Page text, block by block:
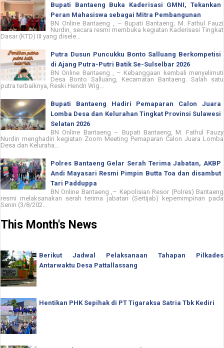
Bupati Bantaeng Buka Kaderisasi GMNI, Tekankan
Peran Mahasiswa sebagai Mitra Pembangunan
BN Online Bantaeng , – Bupati Bantaeng, M. Fathul Fauzi
Nurdin, secara resmi membuka kegiatan Kaderisasi Tingkat
Dasar (KTD) III yang disele...
Putra Dusun Puncukku Bonto Salluang Berkompetisi
di Ajang Putra-Putri Batik Se-Sulselbar 2026
BN Online Bantaeng , – Kebanggaan kembali menyelimuti
Desa Bonto Salluang, Kecamatan Bantaeng. Salah satu
putra terbaiknya, Reski Hendri Wig...
Bupati Bantaeng Hadiri Pemaparan Calon Juara
Lomba Desa dan Kelurahan Tingkat Provinsi Sulawesi
Selatan 2026
BN Online Bantaeng – Bupati Bantaeng, M. Fathul Fauzy
Nurdin menghadiri kegiatan Zoom Meeting Pemaparan Calon Juara Lomba
Desa dan Keluraha...
Polres Bantaeng Gelar Serah Terima Jabatan, AKBP
Andi Mayasari Resmi Pimpin Butta Toa dan disambut
Tari Padduppa
BN Online Bantaeng ,– Kepolisian Resor (Polres) Bantaeng
resmi melaksanakan serah terima jabatan (Sertijab) kepemimpinan pada
Senin (3/8/202...
This Month's News
Berikut Jadwal Pelaksanaan Tahapan Pilkades
Antarwaktu Desa Pattallassang
Hentikan PHK Sepihak di PT Tigaraksa Satria Tbk Kediri